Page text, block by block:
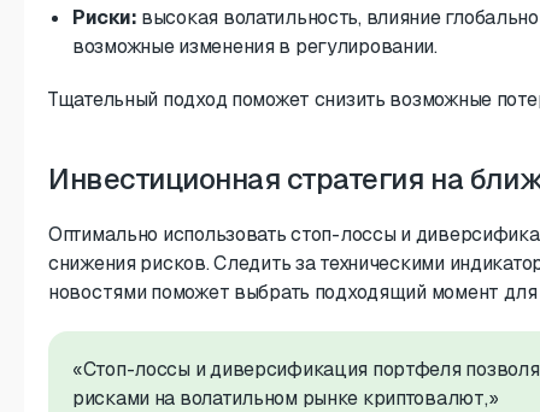
Риски: высокая волатильность, влияние
возможные изменения в регулировании.
Тщательный подход поможет снизить возможные
Инвестиционная стратегия на
Оптимально использовать стоп-лоссы и
снижения рисков. Следить за техническими
новостями поможет выбрать подходящий момент
«Стоп-лоссы и диверсификация портфеля
рисками на волатильном рынке криптовалют,»